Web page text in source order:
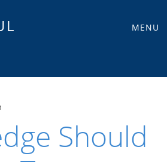
MENU
Should